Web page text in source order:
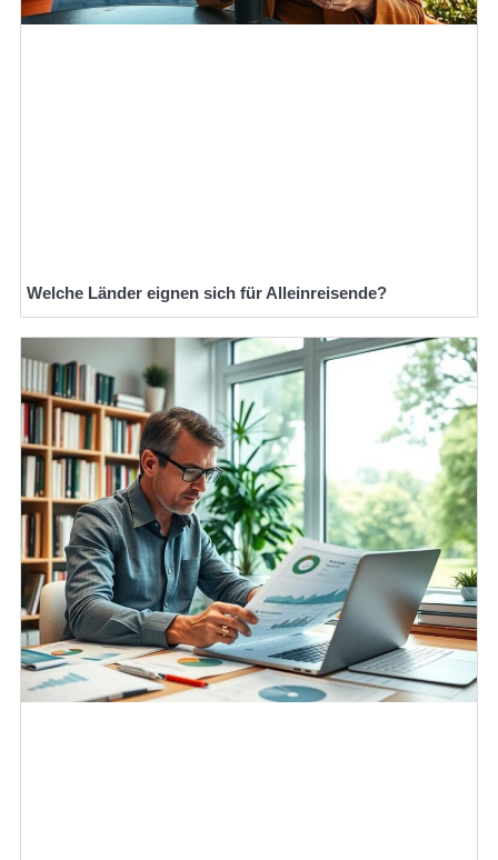
Welche Länder eignen sich für Alleinreisende?